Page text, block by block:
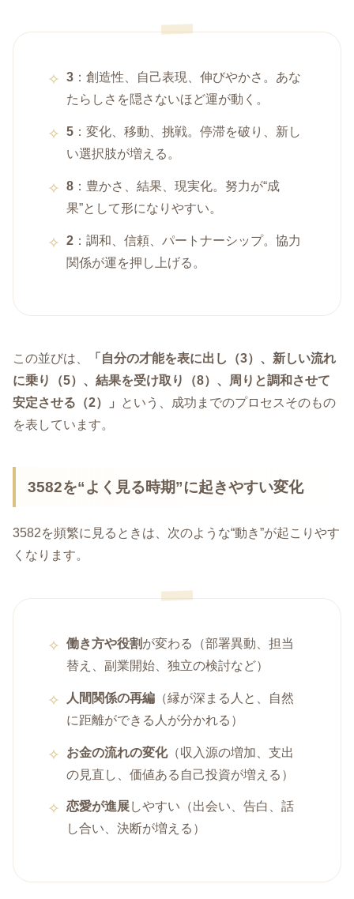
3 ：創造性、自己表現、伸びやかさ。あな
たらしさを隠さないほど運が動く。
5 ：変化、移動、挑戦。停滞を破り、新し
い選択肢が増える。
8 ：豊かさ、結果、現実化。努力が“成
果”として形になりやすい。
2 ：調和、信頼、パートナーシップ。協力
関係が運を押し上げる。
この並びは、
「自分の才能を表に出し（3）、新しい流れ
に乗り（5）、結果を受け取り（8）、周りと調和させて
安定させる（2）」
という、成功までのプロセスそのもの
を表しています。
3582を“よく見る時期”に起きやすい変化
3582を頻繁に見るときは、次のような“動き”が起こりやす
くなります。
働き方や役割が変わる（部署異動、担当
替え、副業開始、独立の検討など）
人間関係の再編 （縁が深まる人と、自然
に距離ができる人が分かれる）
お金の流れの変化（収入源の増加、支出
の見直し、価値ある自己投資が増える）
恋愛が進展しやすい（出会い、告白、話
し合い、決断が増える）